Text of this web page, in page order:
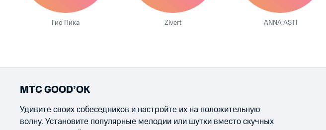
Гио Пика Zivert ANNA ASTI
МТС GOOD’OK
Удивите своих собеседников и настройте их на положительную
волну. Установите популярные мелодии или шутки вместо скучных